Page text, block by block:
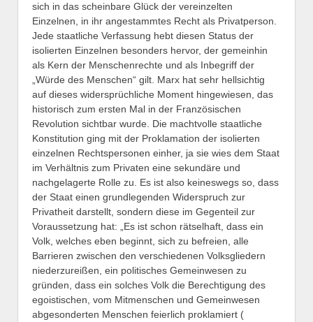
sich in das scheinbare Glück der vereinzelten
Einzelnen, in ihr angestammtes Recht als Privatperson.
Jede staatliche Verfassung hebt diesen Status der
isolierten Einzelnen besonders hervor, der gemeinhin
als Kern der Menschenrechte und als Inbegriff der
„Würde des Menschen“ gilt. Marx hat sehr hellsichtig
auf dieses widersprüchliche Moment hingewiesen, das
historisch zum ersten Mal in der Französischen
Revolution sichtbar wurde. Die machtvolle staatliche
Konstitution ging mit der Proklamation der isolierten
einzelnen Rechtspersonen einher, ja sie wies dem Staat
im Verhältnis zum Privaten eine sekundäre und
nachgelagerte Rolle zu. Es ist also keineswegs so, dass
der Staat einen grundlegenden Widerspruch zur
Privatheit darstellt, sondern diese im Gegenteil zur
Voraussetzung hat: „Es ist schon rätselhaft, dass ein
Volk, welches eben beginnt, sich zu befreien, alle
Barrieren zwischen den verschiedenen Volksgliedern
niederzureißen, ein politisches Gemeinwesen zu
gründen, dass ein solches Volk die Berechtigung des
egoistischen, vom Mitmenschen und Gemeinwesen
abgesonderten Menschen feierlich proklamiert (